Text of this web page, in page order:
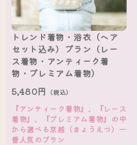
トレンド着物・浴衣（ヘア
セット込み）プラン（レー
ス着物・アンティーク着
物・プレミアム着物）
5,480円 （税込）
『アンティーク着物』、『レース
着物』、『プレミアム着物』の中
から選べる京越（きょうえつ）一
番人気のプラン